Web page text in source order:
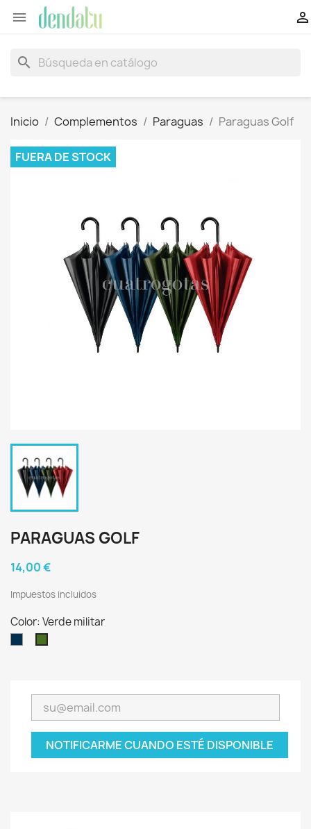
 
search
Inicio Complementos Paraguas Paraguas Golf
FUERA DE STOCK
PARAGUAS GOLF
14,00 €
Impuestos incluidos
Color: Verde militar
NOTIFICARME CUANDO ESTÉ DISPONIBLE